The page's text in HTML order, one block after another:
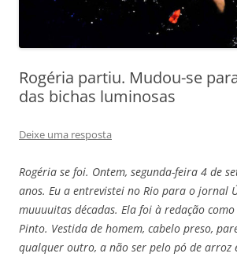
Rogéria partiu. Mudou-se
das bichas luminosas
Deixe uma resposta
Rogéria se foi. Ontem, segunda-feira 4 de
anos. Eu a entrevistei no Rio para o jornal
muuuuitas décadas. Ela foi à redação
Pinto. Vestida de homem, cabelo preso,
qualquer outro, a não ser pelo pó de arroz